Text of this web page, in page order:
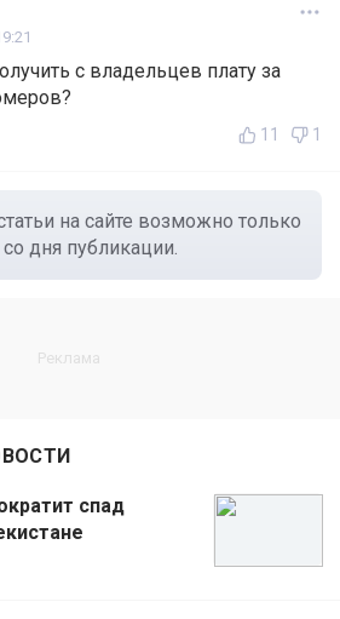
с владельцев плату за
11 1
на сайте возможно только
дня публикации.
спад